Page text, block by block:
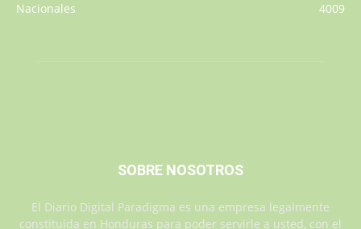
Nacionales
4009
SOBRE NOSOTROS
El Diario Digital Paradigma es una empresa legalmente
constituida en Honduras para poder servirle a usted, con el